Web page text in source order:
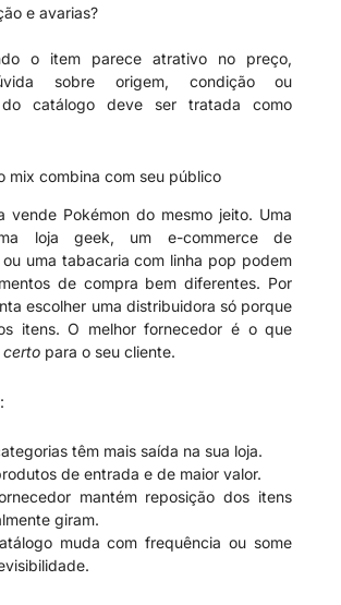
e avarias?
o item parece atrativo no preço,
sobre origem, condição ou
do catálogo deve ser tratada como
mix combina com seu público
vende Pokémon do mesmo jeito. Uma
loja geek, um e-commerce de
uma tabacaria com linha pop podem
de compra bem diferentes. Por
escolher uma distribuidora só porque
itens. O melhor fornecedor é o que
certopara o seu cliente.
têm mais saída na sua loja.
de entrada e de maior valor.
mantém reposição dos itens
giram.
muda com frequência ou some